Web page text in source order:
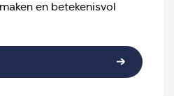
en betekenisvol